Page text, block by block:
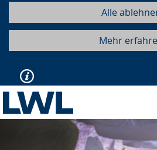
Alle
Mehr
Vorherige